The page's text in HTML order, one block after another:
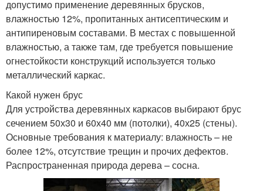
допустимо применение деревянных брусков,
влажностью 12%, пропитанных антисептическим и
антипиреновым составами. В местах с повышенной
влажностью, а также там, где требуется повышение
огнестойкости конструкций используется только
металлический каркас.
Какой нужен брус
Для устройства деревянных каркасов выбирают брус
сечением 50х30 и 60х40 мм (потолки), 40х25 (стены).
Основные требования к материалу: влажность – не
более 12%, отсутствие трещин и прочих дефектов.
Распространенная природа дерева – сосна.